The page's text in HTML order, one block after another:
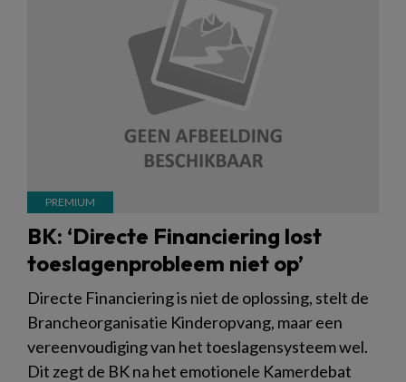
BK: ‘Directe Financiering lost
toeslagenprobleem niet op’
Directe Financiering is niet de oplossing, stelt de
Brancheorganisatie Kinderopvang, maar een
vereenvoudiging van het toeslagensysteem wel.
Dit zegt de BK na het emotionele Kamerdebat